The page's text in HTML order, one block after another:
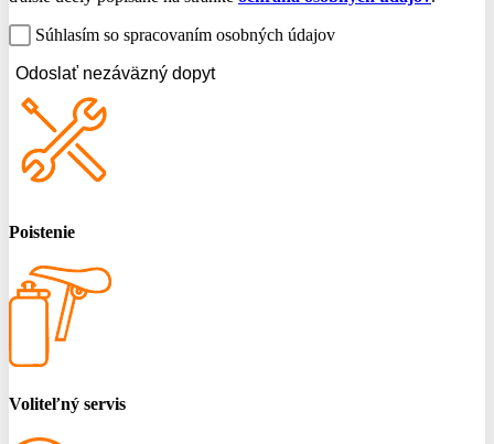
Súhlasím so spracovaním osobných údajov
Odoslať nezáväzný dopyt
Poistenie
Voliteľný servis